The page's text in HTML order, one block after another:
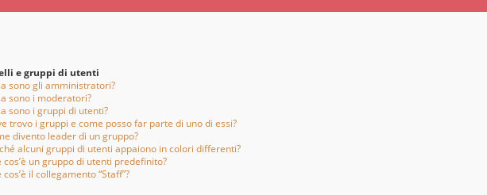
e gruppi di utenti
sono gli amministratori?
sono i moderatori?
sono i gruppi di utenti?
trovo i gruppi e come posso far parte di uno di essi?
divento leader di un gruppo?
alcuni gruppi di utenti appaiono in colori differenti?
cos’è un gruppo di utenti predefinito?
cos’è il collegamento “Staff”?